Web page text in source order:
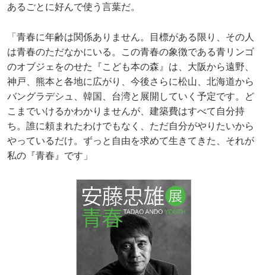
あるごとに好んで使う言葉だ。
「青春に年齢は関係ありません。目標がある限り、その人
は青春のただなかにいる。この青春の象徴である青リンゴ
のオブジェをのせた『こども本の森』は、大阪から遠野、
神戸、熊本と各地に広がり、今後さらに松山、北海道から
バングラデシュ、韓国、台湾と展開していく予定です。ど
こまでいけるかわかりませんが、建築費はすべて自分持
ち。誰に頼まれたわけでもなく、ただ自分がやりたいから
やっているだけ。ずっと自由を求めて生きてきた、それが
私の『青春』です」